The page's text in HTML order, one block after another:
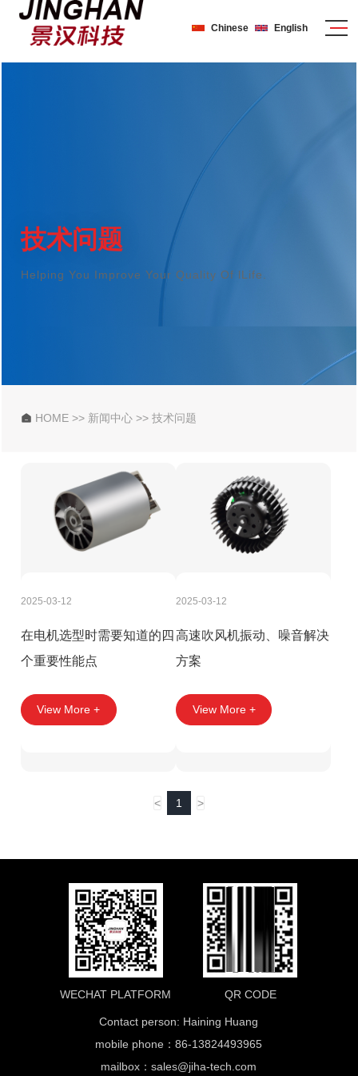
Chinese English
技术问题
Helping You Improve Your Quality Of lLife.
 HOME>> 新闻中心>> 技术问题
2025-03-12
在电机选型时需要知道的四
个重要性能点
View More +
2025-03-12
高速吹风机振动、噪音解决
方案
View More +
< 1 >
WECHAT PLATFORM QR CODE
Contact person: Haining Huang
mobile phone：86-13824493965
mailbox：sales@jiha-tech.com